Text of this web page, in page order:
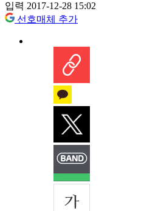
입력 2017-12-28 15:02
선호매체 추가